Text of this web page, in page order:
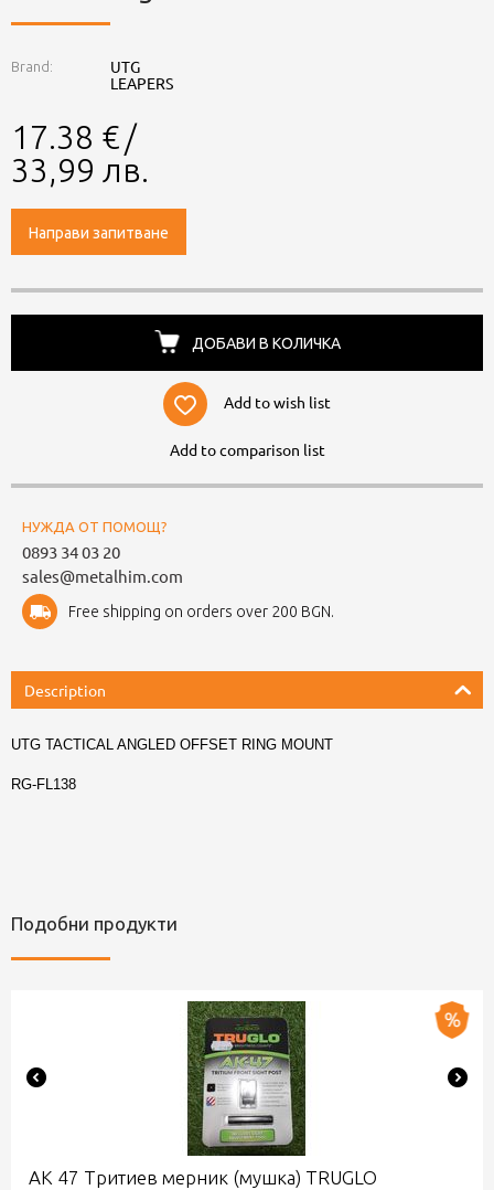
Brand:
UTG
LEAPERS
17.38 € /
33,99 лв.
Направи запитване
ДОБАВИ В КОЛИЧКА
Add to wish list
Add to comparison list
НУЖДА ОТ ПОМОЩ?
0893 34 03 20
sales@metalhim.com
Free shipping on orders over 200 BGN.
Description
UTG TACTICAL ANGLED OFFSET RING MOUNT
RG-FL138
Подобни продукти
АК 47 Тритиев мерник (мушка) TRUGLO